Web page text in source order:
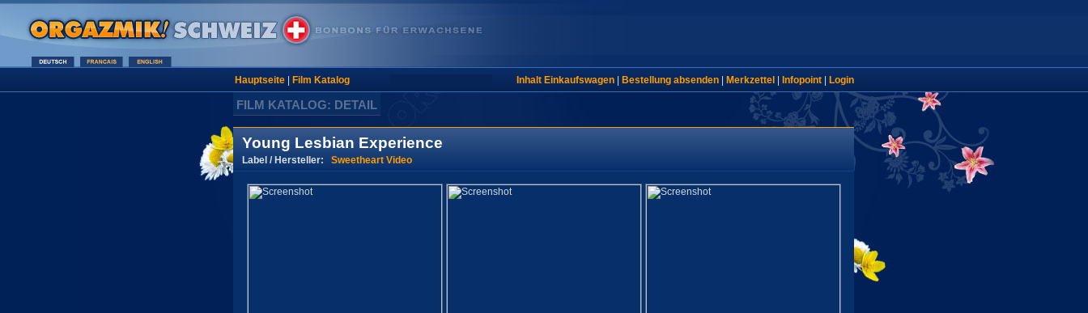
Hauptseite| Film Katalog Inhalt Einkaufswagen| Bestellung absenden| Merkzettel Infopoint| Login
FILM KATALOG: DETAIL
Young Lesbian Experience
Label / Hersteller: Sweetheart Video